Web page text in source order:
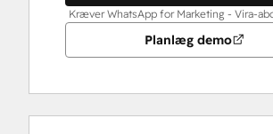
Kræver WhatsApp for Marketing - Vira-
Planlæg demo